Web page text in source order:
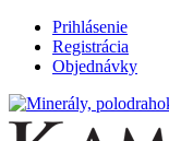
Prihlásenie
Registrácia
Objednávky